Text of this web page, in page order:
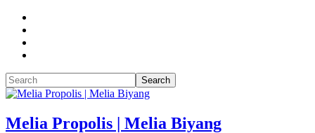
Melia Propolis | Melia Biyang